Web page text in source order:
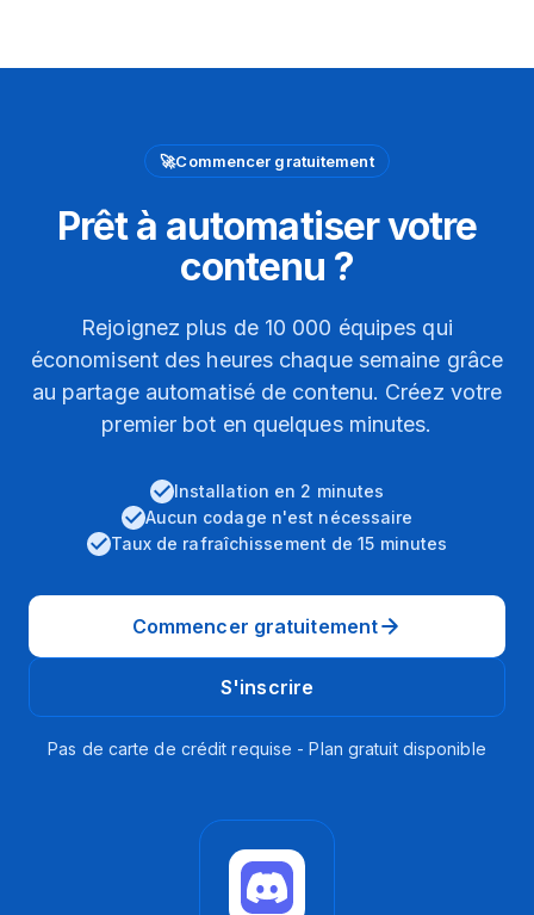
🚀Commencer gratuitement
Prêt à automatiser votre
contenu ?
Rejoignez plus de 10 000 équipes qui
économisent des heures chaque semaine grâce
au partage automatisé de contenu. Créez votre
premier bot en quelques minutes.
Installation en 2 minutes
Aucun codage n'est nécessaire
Taux de rafraîchissement de 15 minutes
Commencer gratuitement
S'inscrire
Pas de carte de crédit requise - Plan gratuit disponible